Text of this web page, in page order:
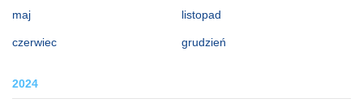
maj
czerwiec
listopad
grudzień
2024